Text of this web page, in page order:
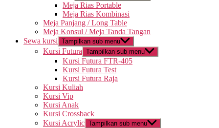
Meja Rias Portable
Meja Rias Kombinasi
Meja Panjang / Long Table
Meja Konsul / Meja Tanda Tangan
Sewa kursi Tampilkan sub menu
Kursi Futura Tampilkan sub menu
Kursi Futura FTR-405
Kursi Futura Test
Kursi Futura Raja
Kursi Kuliah
Kursi Vip
Kursi Anak
Kursi Crossback
Kursi Acrylic Tampilkan sub menu